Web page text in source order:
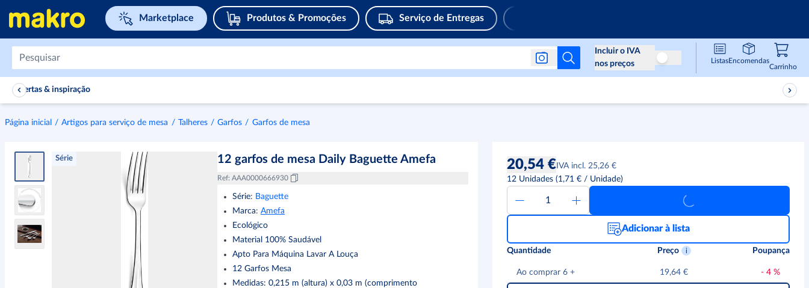
Navegar para home page Marketplace Produtos & Promoções Serviço de Entregas
Incluir o IVA
nos preços
Não incluir o IVA nos preços
ListasEncomendas
Carrinho,
Ofertas & inspiração
Página inicial Artigos para serviço de mesa Talheres Garfos Garfos de mesa
Série 12 garfos de mesa Daily Baguette Amefa
Ref: AAA0000666930
Série: Baguette
Marca: Amefa
Ecológico
Material 100% Saudável
Apto Para Máquina Lavar A Louça
12 Garfos Mesa
Medidas: 0,215 m (altura) x 0,03 m (comprimento
20,54 € IVA incl. 25,26 €
12 Unidades (1,71 € / Unidade)
Adicionar à lista
Quantidade Preço Poupança
Ao comprar 6 + 19,64 € - 4%